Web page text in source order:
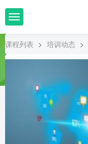
T
o
g
l
课程列表 > 培训动态 >